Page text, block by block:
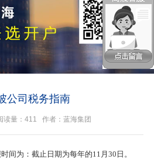
公司税务指南
读量：411 作者：蓝海集团
间为：截止日期为每年的11月30日。